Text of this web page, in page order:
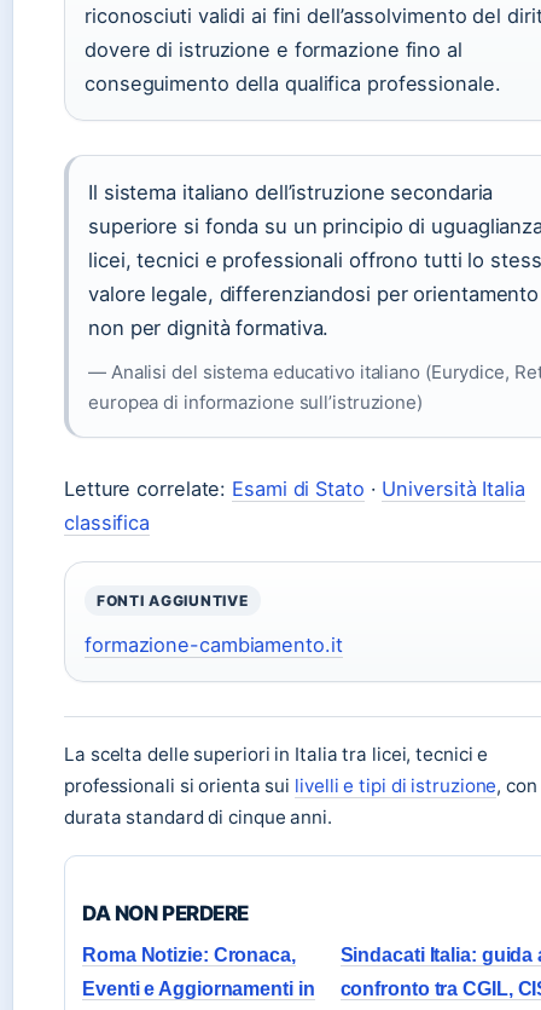
riconosciuti validi ai fini dell’assolvimento del
dovere di istruzione e formazione fino al
conseguimento della qualifica professionale.
Il sistema italiano dell’istruzione secondaria
superiore si fonda su un principio di
licei, tecnici e professionali offrono tutti lo
valore legale, differenziandosi per
non per dignità formativa.
— Analisi del sistema educativo italiano (Eurydice,
europea di informazione sull’istruzione)
Letture correlate: Esami di Stato · Università Italia
classifica
FONTI AGGIUNTIVE
formazione-cambiamento.it
La scelta delle superiori in Italia tra licei, tecnici e
professionali si orienta sui livelli e tipi di istruzione, con
durata standard di cinque anni.
DA NON PERDERE
Roma Notizie: Cronaca,
Eventi e Aggiornamenti in
Sindacati Italia: guida
confronto tra CGIL,